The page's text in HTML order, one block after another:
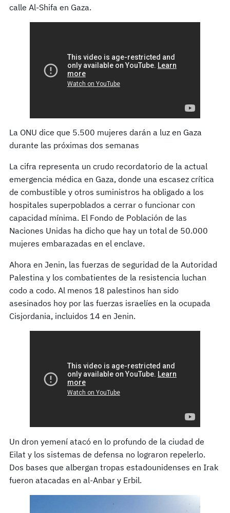
calle Al-Shifa en Gaza.
La ONU dice que 5.500 mujeres darán a luz en Gaza
durante las próximas dos semanas
La cifra representa un crudo recordatorio de la actual
emergencia médica en Gaza, donde una escasez crítica
de combustible y otros suministros ha obligado a los
hospitales superpoblados a cerrar o funcionar con
capacidad mínima. El Fondo de Población de las
Naciones Unidas ha dicho que hay un total de 50.000
mujeres embarazadas en el enclave.
Ahora en Jenin, las fuerzas de seguridad de la Autoridad
Palestina y los combatientes de la resistencia luchan
codo a codo. Al menos 18 palestinos han sido
asesinados hoy por las fuerzas israelíes en la ocupada
Cisjordania, incluidos 14 en Jenin.
Un dron yemení atacó en lo profundo de la ciudad de
Eilat y los sistemas de defensa no lograron repelerlo.
Dos bases que albergan tropas estadounidenses en Irak
fueron atacadas en al-Anbar y Erbil.